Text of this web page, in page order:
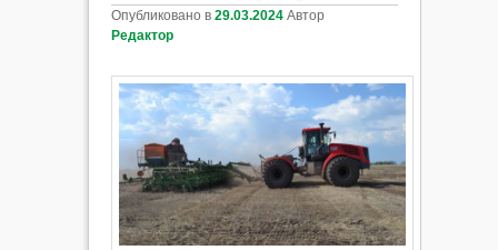
Опубликовано в 29.03.2024 Автор
Редактор